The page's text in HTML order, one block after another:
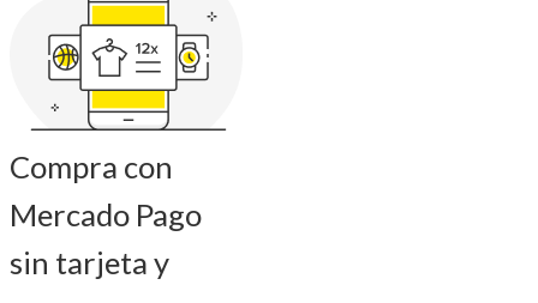
Compra con
Mercado Pago
sin tarjeta y